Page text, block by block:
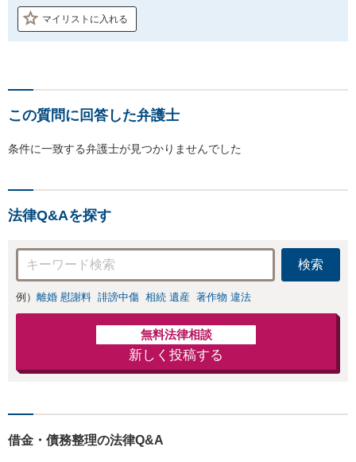
マイリストに入れる
この質問に回答した弁護士
条件に一致する弁護士が見つかりませんでした
法律Q&Aを探す
検索
例） 離婚 慰謝料 誹謗中傷 相続 遺産 著作物 違法
無料法律相談
新しく投稿する
借金・債務整理の法律Q&A